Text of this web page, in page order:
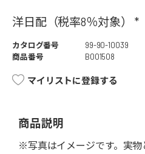
洋日配（税率8％対象） *
カタログ番号
99-90-10039
商品番号
B001508
マイリストに登録する
商品説明
※写真はイメージです。実